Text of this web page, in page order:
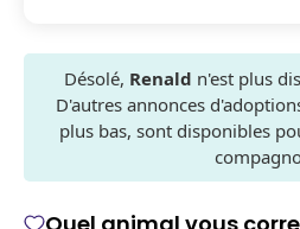
Désolé, Renald n'est plus
D'autres annonces
plus bas, sont disponibles